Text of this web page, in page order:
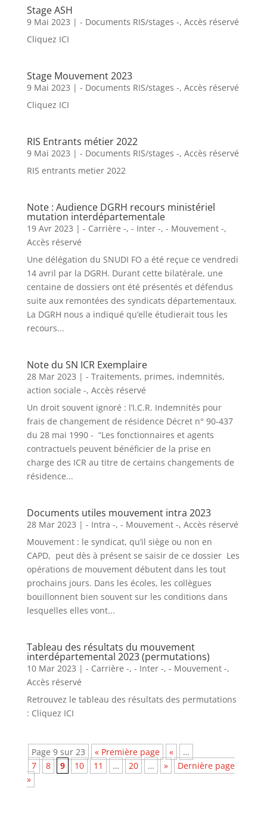
Stage ASH
9 Mai 2023 | - Documents RIS/stages -, Accès réservé
Cliquez ICI
Stage Mouvement 2023
9 Mai 2023 | - Documents RIS/stages -, Accès réservé
Cliquez ICI
RIS Entrants métier 2022
9 Mai 2023 | - Documents RIS/stages -, Accès réservé
RIS entrants metier 2022
Note : Audience DGRH recours ministériel
mutation interdépartementale
19 Avr 2023 | - Carrière -, - Inter -, - Mouvement -,
Accès réservé
Une délégation du SNUDI FO a été reçue ce vendredi
14 avril par la DGRH. Durant cette bilatérale, une
centaine de dossiers ont été présentés et défendus
suite aux remontées des syndicats départementaux.
La DGRH nous a indiqué qu’elle étudierait tous les
recours...
Note du SN ICR Exemplaire
28 Mar 2023 | - Traitements, primes, indemnités,
action sociale -, Accès réservé
Un droit souvent ignoré : l’I.C.R. Indemnités pour
frais de changement de résidence Décret n° 90-437
du 28 mai 1990 - “Les fonctionnaires et agents
contractuels peuvent bénéficier de la prise en
charge des ICR au titre de certains changements de
résidence...
Documents utiles mouvement intra 2023
28 Mar 2023 | - Intra -, - Mouvement -, Accès réservé
Mouvement : le syndicat, qu’il siège ou non en
CAPD, peut dès à présent se saisir de ce dossier Les
opérations de mouvement débutent dans les tout
prochains jours. Dans les écoles, les collègues
bouillonnent bien souvent sur les conditions dans
lesquelles elles vont...
Tableau des résultats du mouvement
interdépartemental 2023 (permutations)
10 Mar 2023 | - Carrière -, - Inter -, - Mouvement -,
Accès réservé
Retrouvez le tableau des résultats des permutations
: Cliquez ICI
Page 9 sur 23 « Première page «
…
7
8 9 10 11 … 20 … »
Dernière page
»